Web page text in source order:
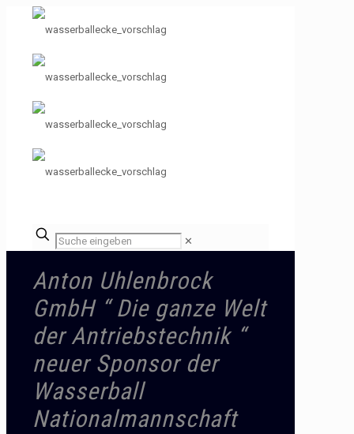
✕
Anton Uhlenbrock
GmbH “ Die ganze Welt
der Antriebstechnik “
neuer Sponsor der
Wasserball
Nationalmannschaft